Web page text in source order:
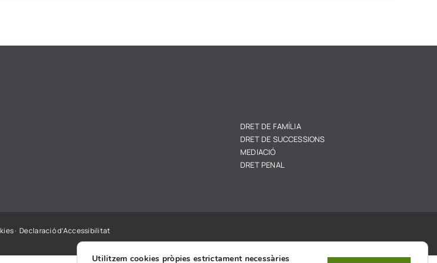
DRET DE FAMÍLIA
DRET DE SUCCESSIONS
MEDIACIÓ
DRET PENAL
·Declaració d’Accessibilitat
Utilitzem cookies pròpies estrictament necessàries